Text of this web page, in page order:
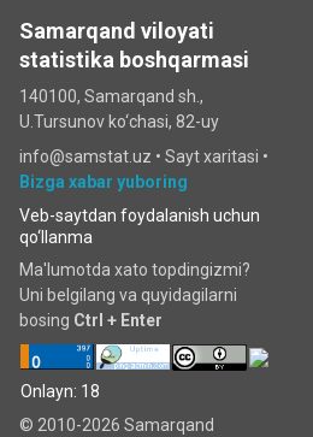
Samarqand viloyati
statistika boshqarmasi
140100, Samarqand sh.,
U.Tursunov ko‘chаsi, 82-uy
info@samstat.uz • Sayt xaritasi •
Bizga xabar yuboring
Veb-saytdan foydalanish uchun
qo‘llanma
Ma'lumotda xato topdingizmi?
Uni belgilang va quyidagilarni
bosing Ctrl + Enter
Onlayn: 18
© 2010-2026 Samarqand